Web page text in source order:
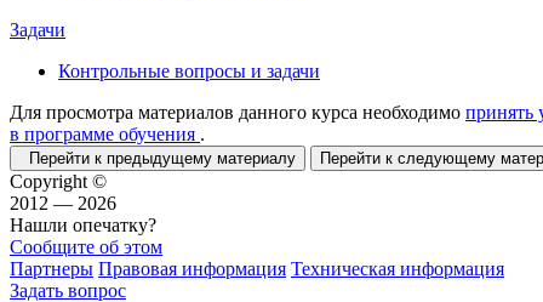
Задачи
Контрольные вопросы и задачи
Для просмотра материалов данного курса необходимо принять
в программе обучения .
Перейти к предыдущему материалу Перейти к следующему
Copyright ©
2012 — 2026
Нашли опечатку?
Сообщите об этом
Партнеры Правовая информация Техническая информация
Задать вопрос